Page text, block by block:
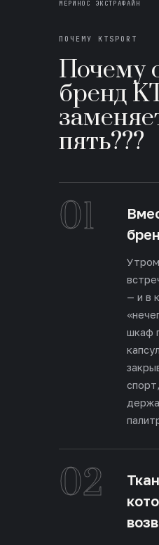
МЕРИНОС ЭКСТРАФАЙН
ПОЧЕМУ KTSPORT
Почему
бренд
пять???
01
— и в
шкаф
02